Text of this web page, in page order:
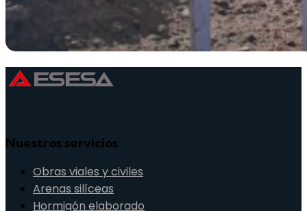
Nuestros servicios
Obras viales y civiles
Arenas silíceas
Hormigón elaborado